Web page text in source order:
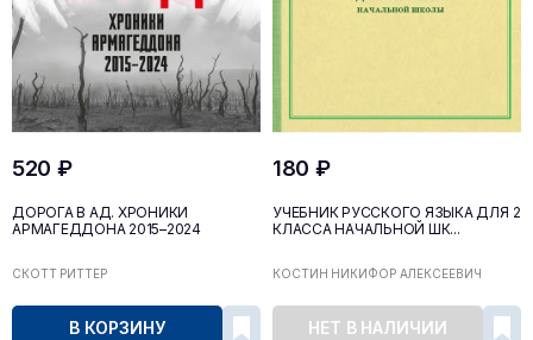
520 ₽
ДОРОГА В АД. ХРОНИКИ
АРМАГЕДДОНА 2015–2024
СКОТТ РИТТЕР
В КОРЗИНУ
180 ₽
УЧЕБНИК РУССКОГО ЯЗЫКА ДЛЯ 2
КЛАССА НАЧАЛЬНОЙ ШК...
КОСТИН НИКИФОР АЛЕКСЕЕВИЧ
НЕТ В НАЛИЧИИ